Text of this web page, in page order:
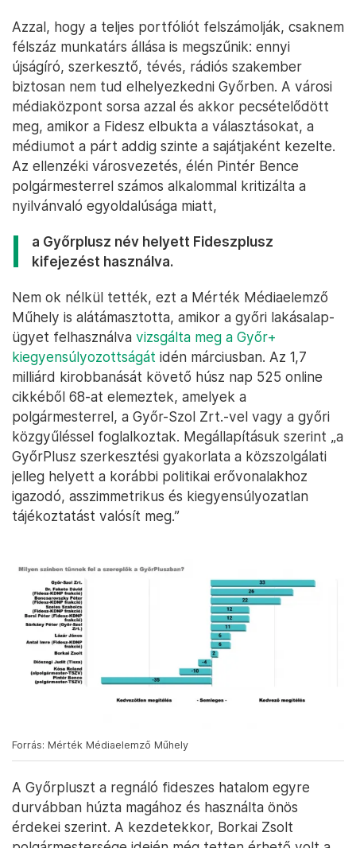
Azzal, hogy a teljes portfóliót felszámolják, csaknem
félszáz munkatárs állása is megszűnik: ennyi
újságíró, szerkesztő, tévés, rádiós szakember
biztosan nem tud elhelyezkedni Győrben. A városi
médiaközpont sorsa azzal és akkor pecsételődött
meg, amikor a Fidesz elbukta a választásokat, a
médiumot a párt addig szinte a sajátjaként kezelte.
Az ellenzéki városvezetés, élén Pintér Bence
polgármesterrel számos alkalommal kritizálta a
nyilvánvaló egyoldalúsága miatt,
a Győrplusz név helyett Fideszplusz
kifejezést használva.
Nem ok nélkül tették, ezt a Mérték Médiaelemző
Műhely is alátámasztotta, amikor a győri lakásalap-
ügyet felhasználva vizsgálta meg a Győr+
kiegyensúlyozottságát idén márciusban. Az 1,7
milliárd kirobbanását követő húsz nap 525 online
cikkéből 68-at elemeztek, amelyek a
polgármesterrel, a Győr-Szol Zrt.-vel vagy a győri
közgyűléssel foglalkoztak. Megállapításuk szerint „a
GyőrPlusz szerkesztési gyakorlata a közszolgálati
jelleg helyett a korábbi politikai erővonalakhoz
igazodó, asszimmetrikus és kiegyensúlyozatlan
tájékoztatást valósít meg.”
Forrás: Mérték Médiaelemző Műhely
A Győrpluszt a regnáló fideszes hatalom egyre
durvábban húzta magához és használta önös
érdekei szerint. A kezdetekkor, Borkai Zsolt